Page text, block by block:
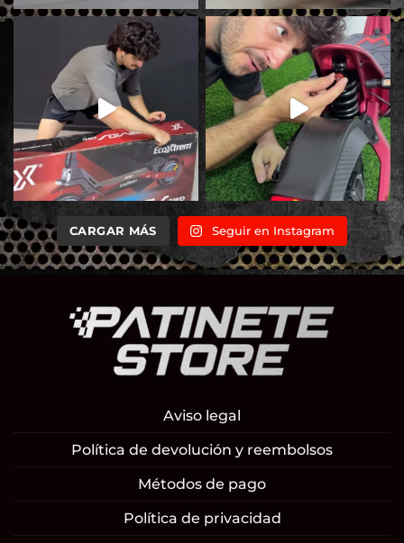
CARGAR MÁS Seguir en Instagram
Aviso legal
Política de devolución y reembolsos
Métodos de pago
Política de privacidad